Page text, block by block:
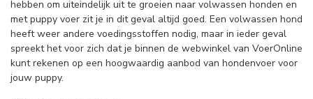
hebben om uiteindelijk uit te groeien naar volwassen honden en
met puppy voer zit je in dit geval altijd goed. Een volwassen hond
heeft weer andere voedingsstoffen nodig, maar in ieder geval
spreekt het voor zich dat je binnen de webwinkel van VoerOnline
kunt rekenen op een hoogwaardig aanbod van hondenvoer voor
jouw puppy.